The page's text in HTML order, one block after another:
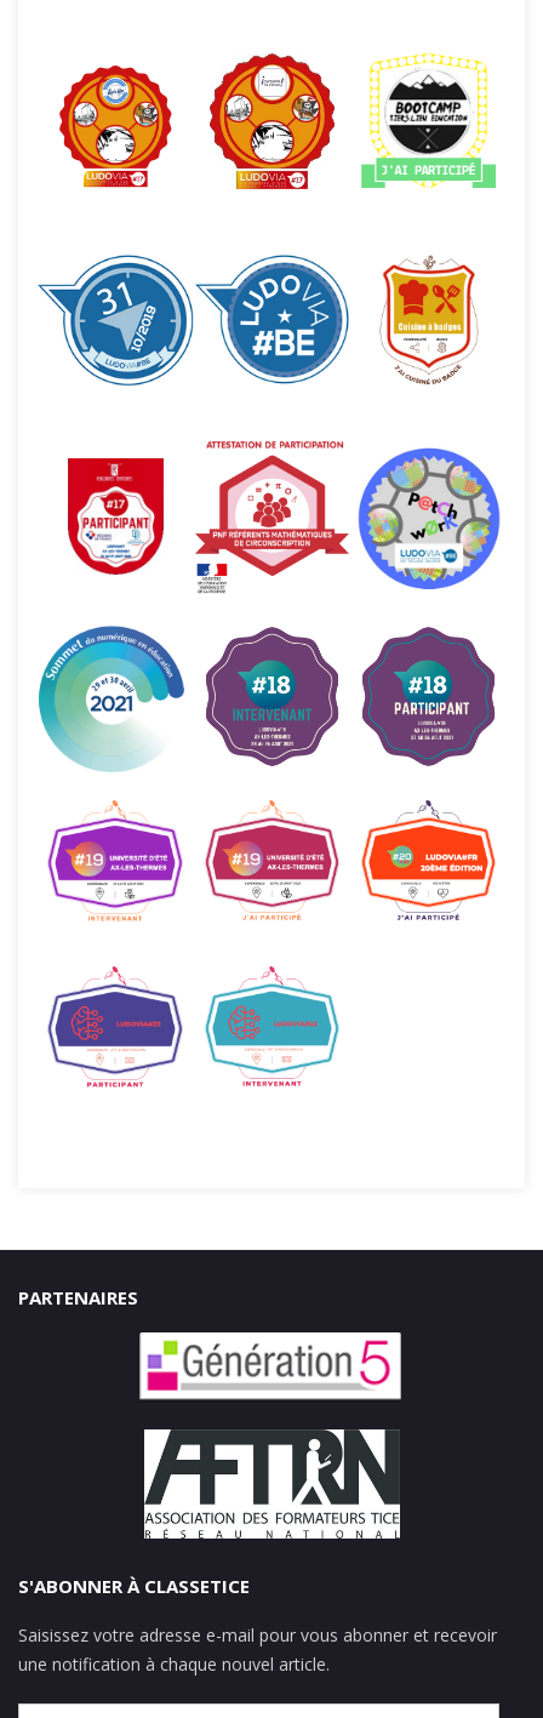
PARTENAIRES
S'ABONNER À CLASSETICE
Saisissez votre adresse e-mail pour vous abonner et recevoir
une notification à chaque nouvel article.